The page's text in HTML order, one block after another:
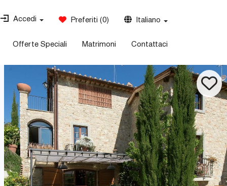
Accedi Preferiti (0) Italiano
Offerte Speciali Matrimoni Contattaci